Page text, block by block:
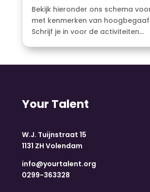
Bekijk hieronder ons schema
met kenmerken van
Schrijf je in voor de activiteiten...
Your Talent
W.J. Tuijnstraat 15
1131 ZH Volendam
info@yourtalent.org
0299-363328